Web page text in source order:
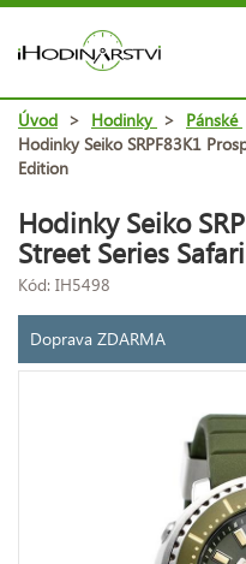
Úvod > Hodinky > Pánské
Hodinky Seiko SRPF83K1
Edition
Hodinky Seiko
Street Series
Kód: IH5498
Doprava ZDARMA